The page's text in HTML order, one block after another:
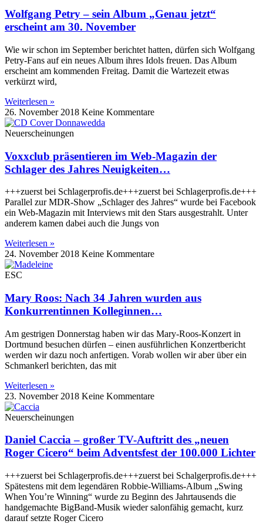
Wolfgang Petry – sein Album „Genau jetzt“
erscheint am 30. November
Wie wir schon im September berichtet hatten, dürfen sich Wolfgang
Petry-Fans auf ein neues Album ihres Idols freuen. Das Album
erscheint am kommenden Freitag. Damit die Wartezeit etwas
verkürzt wird,
Weiterlesen »
26. November 2018 Keine Kommentare
Neuerscheinungen
Voxxclub präsentieren im Web-Magazin der
Schlager des Jahres Neuigkeiten…
+++zuerst bei Schlagerprofis.de+++zuerst bei Schlagerprofis.de+++
Parallel zur MDR-Show „Schlager des Jahres“ wurde bei Facebook
ein Web-Magazin mit Interviews mit den Stars ausgestrahlt. Unter
anderem kamen dabei auch die Jungs von
Weiterlesen »
24. November 2018 Keine Kommentare
ESC
Mary Roos: Nach 34 Jahren wurden aus
Konkurrentinnen Kolleginnen…
Am gestrigen Donnerstag haben wir das Mary-Roos-Konzert in
Dortmund besuchen dürfen – einen ausführlichen Konzertbericht
werden wir dazu noch anfertigen. Vorab wollen wir aber über ein
Schmankerl berichten, das mit
Weiterlesen »
23. November 2018 Keine Kommentare
Neuerscheinungen
Daniel Caccia – großer TV-Auftritt des „neuen
Roger Cicero“ beim Adventsfest der 100.000 Lichter
+++zuerst bei Schlagerprofis.de+++zuerst bei Schalgerprofis.de+++
Spätestens mit dem legendären Robbie-Williams-Album „Swing
When You’re Winning“ wurde zu Beginn des Jahrtausends die
handgemachte BigBand-Musik wieder salonfähig gemacht, kurz
darauf setzte Roger Cicero